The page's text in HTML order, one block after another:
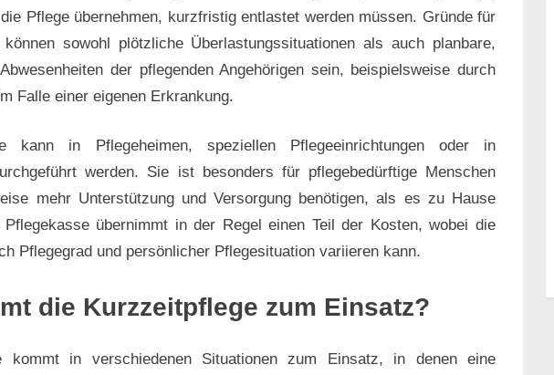
Pflege übernehmen, kurzfristig entlastet werden müssen. Gründe für
sowohl plötzliche Überlastungssituationen als auch planbare,
der pflegenden Angehörigen sein, beispielsweise durch
Falle einer eigenen Erkrankung.
kann in Pflegeheimen, speziellen Pflegeeinrichtungen oder in
werden. Sie ist besonders für pflegebedürftige Menschen
mehr Unterstützung und Versorgung benötigen, als es zu Hause
übernimmt in der Regel einen Teil der Kosten, wobei die
Pflegegrad und persönlicher Pflegesituation variieren kann.
die Kurzzeitpflege zum Einsatz?
kommt in verschiedenen Situationen zum Einsatz, in denen eine